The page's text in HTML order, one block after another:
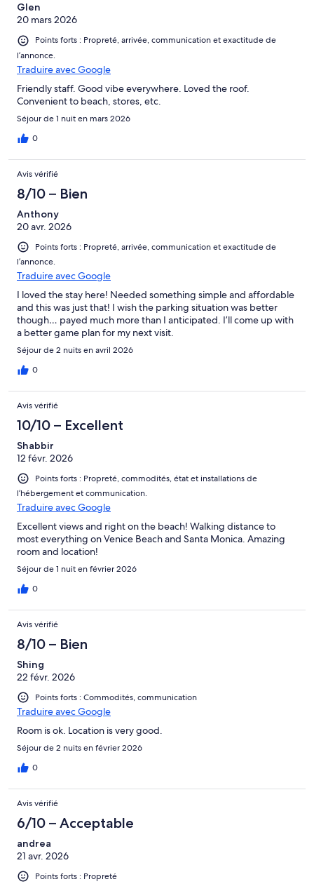
Glen
20 mars 2026
Points forts : Propreté, arrivée, communication et exactitude de
l’annonce.
Traduire avec Google
Friendly staff. Good vibe everywhere. Loved the roof.
Convenient to beach, stores, etc.
Séjour de 1 nuit en mars 2026
0
Avis vérifié
8/10 – Bien
Anthony
20 avr. 2026
Points forts : Propreté, arrivée, communication et exactitude de
l’annonce.
Traduire avec Google
I loved the stay here! Needed something simple and affordable
and this was just that! I wish the parking situation was better
though… payed much more than I anticipated. I’ll come up with
a better game plan for my next visit.
Séjour de 2 nuits en avril 2026
0
Avis vérifié
10/10 – Excellent
Shabbir
12 févr. 2026
Points forts : Propreté, commodités, état et installations de
l’hébergement et communication.
Traduire avec Google
Excellent views and right on the beach! Walking distance to
most everything on Venice Beach and Santa Monica. Amazing
room and location!
Séjour de 1 nuit en février 2026
0
Avis vérifié
8/10 – Bien
Shing
22 févr. 2026
Points forts : Commodités, communication
Traduire avec Google
Room is ok. Location is very good.
Séjour de 2 nuits en février 2026
0
Avis vérifié
6/10 – Acceptable
andrea
21 avr. 2026
Points forts : Propreté